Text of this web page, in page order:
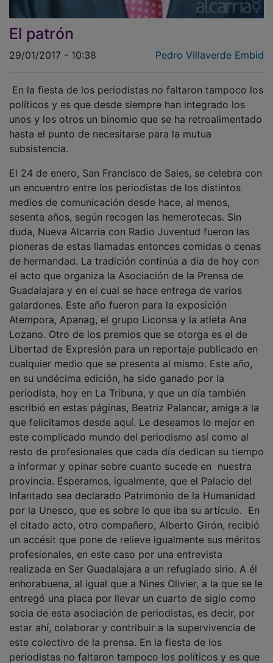
El patrón
29/01/2017 - 10:38
políticos y es que desde siempre han integrado los
unos y los otros un binomio que se ha retroalimentado
hasta el punto de necesitarse para la mutua
subsistencia.
un encuentro entre los periodistas de los distintos
medios de comunicación desde hace, al menos,
sesenta años, según recogen las hemerotecas. Sin
duda, Nueva Alcarria con Radio Juventud fueron las
pioneras de estas llamadas entonces comidas o cenas
de hermandad. La tradición continúa a día de hoy con
el acto que organiza la Asociación de la Prensa de
Guadalajara y en el cual se hace entrega de varios
galardones. Este año fueron para la exposición
Atempora, Apanag, el grupo Liconsa y la atleta Ana
Lozano. Otro de los premios que se otorga es el de
Libertad de Expresión para un reportaje publicado en
cualquier medio que se presenta al mismo. Este año,
en su undécima edición, ha sido ganado por la
periodista, hoy en La Tribuna, y que un día también
escribió en estas páginas, Beatriz Palancar, amiga a la
que felicitamos desde aquí. Le deseamos lo mejor en
este complicado mundo del periodismo así como al
resto de profesionales que cada día dedican su tiempo
a informar y opinar sobre cuanto sucede en nuestra
provincia. Esperamos, igualmente, que el Palacio del
Infantado sea declarado Patrimonio de la Humanidad
por la Unesco, que es sobre lo que iba su artículo. En
el citado acto, otro compañero, Alberto Girón, recibió
un accésit que pone de relieve igualmente sus méritos
profesionales, en este caso por una entrevista
realizada en Ser Guadalajara a un refugiado sirio. A él
enhorabuena, al igual que a Nines Olivier, a la que se le
entregó una placa por llevar un cuarto de siglo como
socia de esta asociación de periodistas, es decir, por
estar ahí, colaborar y contribuir a la supervivencia de
este colectivo de la prensa. En la fiesta de los
periodistas no faltaron tampoco los políticos y es que